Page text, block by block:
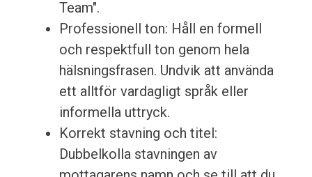
Team".
Professionell ton: Håll en formell
och respektfull ton genom hela
hälsningsfrasen. Undvik att använda
ett alltför vardagligt språk eller
informella uttryck.
Korrekt stavning och titel:
Dubbelkolla stavningen av